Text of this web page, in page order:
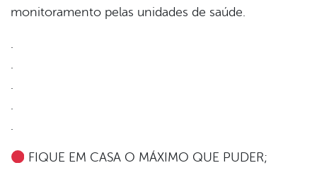
monitoramento pelas unidades de saúde.
.
.
.
.
.
FIQUE EM CASA O MÁXIMO QUE PUDER;